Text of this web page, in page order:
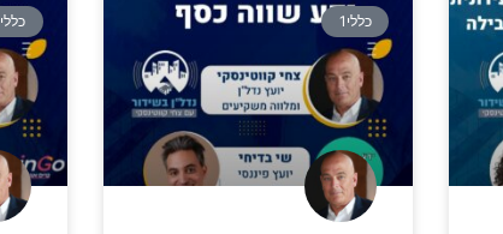
כללי1 כללי1